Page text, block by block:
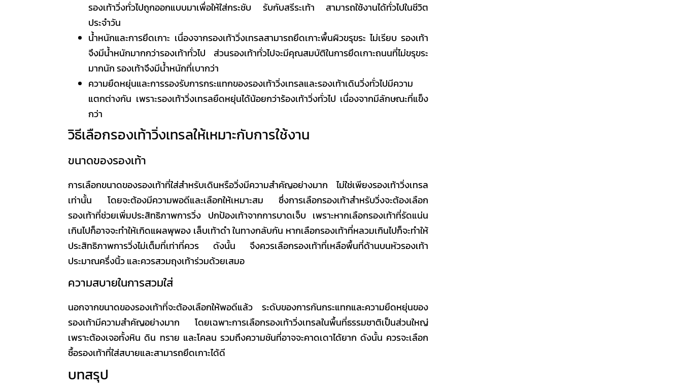
รองเท้าวิ่งทั่วไปถูกออกแบบมาเพื่อให้ใส่กระชับ รับกับสรีระเท้า สามารถใช้งานได้ทั่วไปในชีวิต
ประจำวัน
น้ำหนักและการยึดเกาะ เนื่องจากรองเท้าวิ่งเทรลสามารถยึดเกาะพื้นผิวขรุขระ ไม่เรียบ รองเท้า
จึงมีน้ำหนักมากกว่ารองเท้าทั่วไป ส่วนรองเท้าทั่วไปจะมีคุณสมบัติในการยึดเกาะถนนที่ไม่ขรุขระ
มากนัก รองเท้าจึงมีน้ำหนักที่เบากว่า
ความยืดหยุ่นและการรองรับการกระแทกของรองเท้าวิ่งเทรลและรองเท้าเดินวิ่งทั่วไปมีความ
แตกต่างกัน เพราะรองเท้าวิ่งเทรลยืดหยุ่นได้น้อยกว่าร้องเท้าวิ่งทั่วไป เนื่องจากมีลักษณะที่แข็ง
กว่า
วิธีเลือกรองเท้าวิ่งเทรลให้เหมาะกับการใช้งาน
ขนาดของรองเท้า
การเลือกขนาดของรองเท้าที่ใส่สำหรับเดินหรือวิ่งมีความสำคัญอย่างมาก ไม่ใช่เพียงรองเท้าวิ่งเทรล
เท่านั้น โดยจะต้องมีความพอดีและเลือกให้เหมาะสม ซึ่งการเลือกรองเท้าสำหรับวิ่งจะต้องเลือก
รองเท้าที่ช่วยเพิ่มประสิทธิภาพการวิ่ง ปกป้องเท้าจากการบาดเจ็บ เพราะหากเลือกรองเท้าที่รัดแน่น
เกินไปก็อาจจะทำให้เกิดแผลพุพอง เล็บเท้าดำ ในทางกลับกัน หากเลือกรองเท้าที่หลวมเกินไปก็จะทำให้
ประสิทธิภาพการวิ่งไม่เต็มที่เท่าที่ควร ดังนั้น จึงควรเลือกรองเท้าที่เหลือพื้นที่ด้านบนหัวรองเท้า
ประมาณครึ่งนิ้ว และควรสวมถุงเท้าร่วมด้วยเสมอ
ความสบายในการสวมใส่
นอกจากขนาดของรองเท้าที่จะต้องเลือกให้พอดีแล้ว ระดับของการกันกระแทกและความยืดหยุ่นของ
รองเท้ามีความสำคัญอย่างมาก โดยเฉพาะการเลือกรองเท้าวิ่งเทรลในพื้นที่ธรรมชาติเป็นส่วนใหญ่
เพราะต้องเจอทั้งหิน ดิน ทราย และโคลน รวมถึงความชันที่อาจจะคาดเดาได้ยาก ดังนั้น ควรจะเลือก
ซื้อรองเท้าที่ใส่สบายและสามารถยึดเกาะได้ดี
บทสรุป